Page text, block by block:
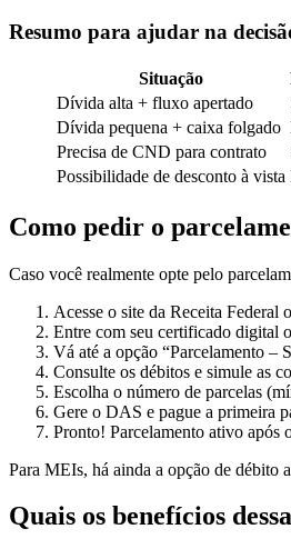
Resumo para ajudar na
Situação
Dívida alta + fluxo apertado
Dívida pequena + caixa folgado
Precisa de CND para contrato
Possibilidade de desconto à vista
Como pedir o
Caso você realmente opte pelo
Acesse o site da Receita
Entre com seu certificado digital
Vá até a opção “Parcelamento –
Consulte os débitos e simule as
Escolha o número de parcelas
Gere o DAS e pague a primeira
Pronto! Parcelamento ativo após
Para MEIs, há ainda a opção de débito
Quais os benefícios